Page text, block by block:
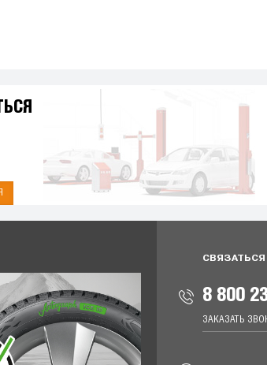
СВЯЗАТЬСЯ
8 800
ЗАКАЗАТЬ